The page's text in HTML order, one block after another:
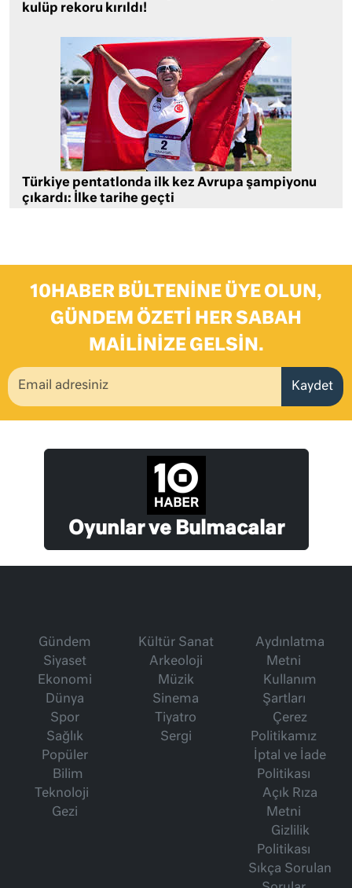
kulüp rekoru kırıldı!
Türkiye pentatlonda ilk kez Avrupa şampiyonu
çıkardı: İlke tarihe geçti
10HABER BÜLTENINE ÜYE OLUN,
GÜNDEM ÖZETI HER SABAH
MAILINIZE GELSIN.
Kaydet
Oyunlar ve Bulmacalar
Gündem
Siyaset
Ekonomi
Dünya
Spor
Sağlık
Popüler
Bilim
Teknoloji
Gezi
Kültür Sanat
Arkeoloji
Müzik
Sinema
Tiyatro
Sergi
Aydınlatma
Metni
Kullanım
Şartları
Çerez
Politikamız
İptal ve İade
Politikası
Açık Rıza
Metni
Gizlilik
Politikası
Sıkça Sorulan